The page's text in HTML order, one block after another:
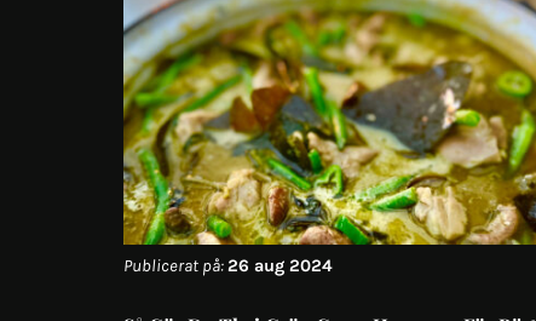
Publicerat på:26 aug 2024